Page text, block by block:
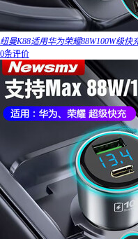
纽曼K88适用华为荣耀88W100W级
0条评价